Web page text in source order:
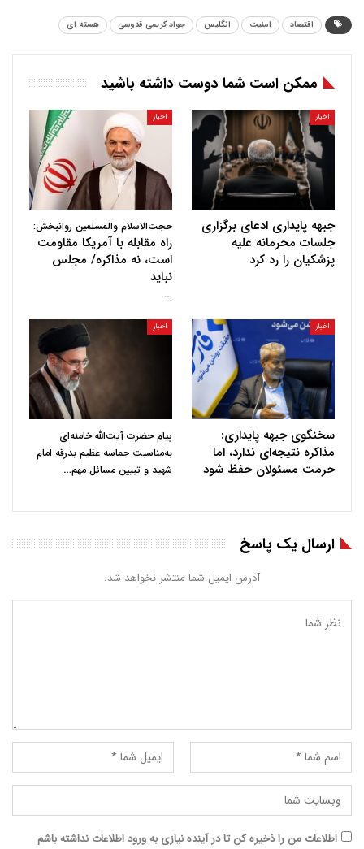
اقتصاد امنیت انگلیس جواد کریمی قدوسی هسته ای
ممکن است شما دوست داشته باشید
اخبار
جبهه پایداری ادعای برگزاری
جلسات محرمانه علیه
پزشکیان را رد کرد
اخبار
حجت‌الاسلام والمسلمین روانبخش:
راه مقابله با آمریکا مقاومت
است، نه مذاکره/ مجلس
نباید
…
اخبار
سخنگوی جبهه پایداری:
مذاکره نتیجه‌ای ندارد، اما
حرمت مسئولان حفظ شود
اخبار
پیام حضرت آیت‌الله خامنه‌ای
به‌مناسبت حماسه عظیم بدرقه امام
شهید و تبیین مسائل مهم…
ارسال یک پاسخ
آدرس ایمیل شما منتشر نخواهد شد.
اطلاعات من را ذخیره کن تا در آینده نیازی به ورود اطلاعات نداشته باشم